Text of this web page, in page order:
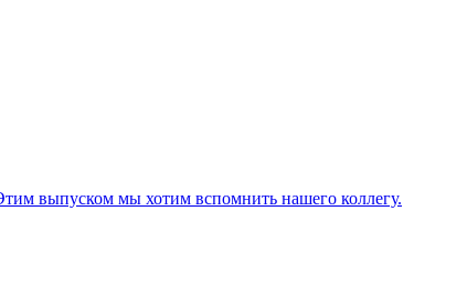
выпуском мы хотим вспомнить нашего коллегу.